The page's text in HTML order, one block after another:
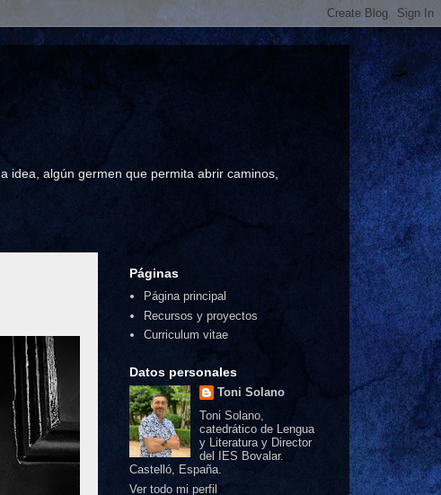
idea, algún germen que permita abrir caminos,
Páginas
Página principal
Recursos y proyectos
Curriculum vitae
Datos personales
Toni Solano
Toni Solano,
catedrático de Lengua
y Literatura y Director
del IES Bovalar.
Castelló, España.
Ver todo mi perfil